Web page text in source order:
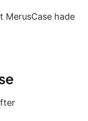
MerusCase hade